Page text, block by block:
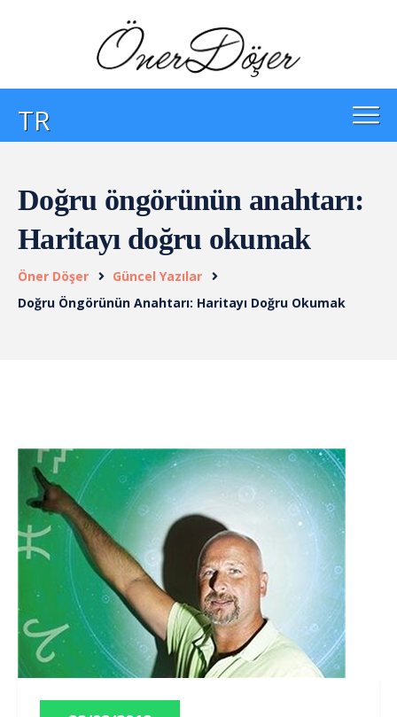
TR
Doğru öngörünün anahtarı:
Haritayı doğru okumak
Öner Döşer
Güncel Yazılar
Doğru Öngörünün Anahtarı: Haritayı Doğru Okumak